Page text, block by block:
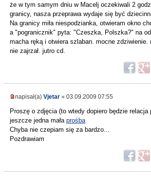
że w tym samym dniu w Macelj oczekiwali 2
granicy, nasza przeprawa wydaje się być
Na granicy miła niespodzianka, otwieram okno
a "pogranicznik" pyta: "Czeszka, Polszka?" na
macha ręką i otwiera szlaban. mocne zdziwienie.
nie zajrzał. jutro cd.
napisał(a) Vjetar » 03.09.2009 07:55
Proszę o zdjęcia (to wtedy dopiero będzie relacja
jeszcze jedna mała prośba
Chyba nie czepiam się za bardzo...
Pozdrawiam